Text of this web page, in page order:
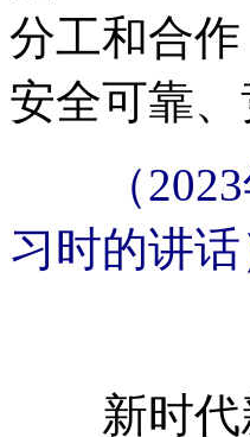
分工和合
安全可靠
（2023
习时的讲话
新时代新